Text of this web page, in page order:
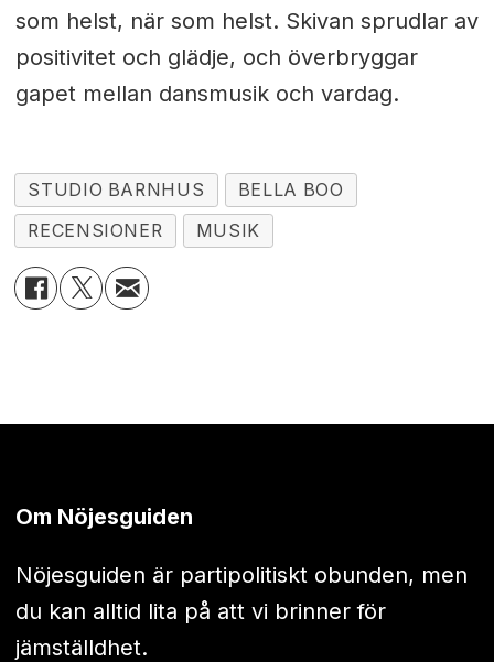
som helst, när som helst. Skivan sprudlar av
positivitet och glädje, och överbryggar
gapet mellan dansmusik och vardag.
STUDIO BARNHUS
BELLA BOO
RECENSIONER
MUSIK
Om Nöjesguiden
Nöjesguiden är partipolitiskt obunden, men
du kan alltid lita på att vi brinner för
jämställdhet.